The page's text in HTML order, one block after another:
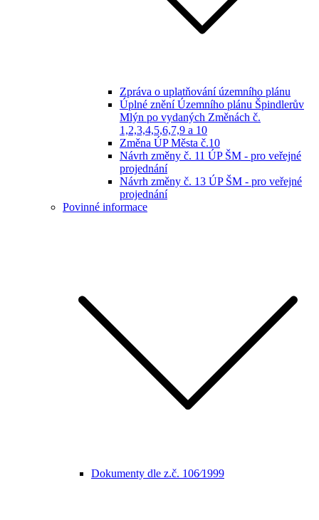
Zpráva o uplatňování územního plánu
Úplné znění Územního plánu Špindlerův
Mlýn po vydaných Změnách č.
1,2,3,4,5,6,7,9 a 10
Změna ÚP Města č.10
Návrh změny č. 11 ÚP ŠM - pro veřejné
projednání
Návrh změny č. 13 ÚP ŠM - pro veřejné
projednání
Povinné informace
Dokumenty dle z.č. 106⁄1999